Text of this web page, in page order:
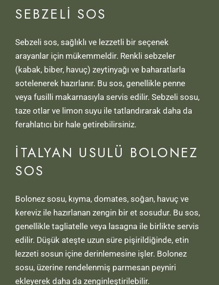
SEBZELI SOS
Sebzeli sos, sağlıklı ve lezzetli bir seçenek
arayanlar için mükemmeldir. Renkli sebzeler
(kabak, biber, havuç) zeytinyağı ve baharatlarla
sotelenerek hazırlanır. Bu sos, genellikle penne
veya fusilli makarnasıyla servis edilir. Sebzeli sosu,
taze otlar ve limon suyu ile tatlandırarak daha da
ferahlatıcı bir hale getirebilirsiniz.
İTALYAN USULÜ BOLONEZ
SOS
Bolonez sosu, kıyma, domates, soğan, havuç ve
kereviz ile hazırlanan zengin bir et sosudur. Bu sos,
genellikle tagliatelle veya lasagna ile birlikte servis
edilir. Düşük ateşte uzun süre pişirildiğinde, etin
lezzeti sosun içine derinlemesine işler. Bolonez
sosu, üzerine rendelenmiş parmesan peyniri
ekleyerek daha da zenginleştirilebilir.